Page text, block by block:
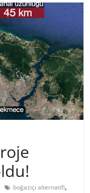
boğaziçi alternatifi,